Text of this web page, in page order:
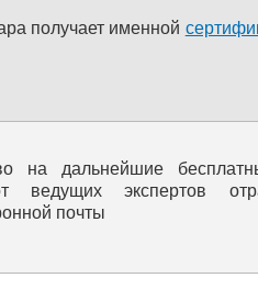
получает именной
на дальнейшие
экспертов
почты